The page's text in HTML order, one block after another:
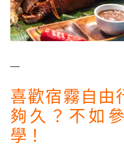
—
喜歡宿霧自由
夠久？不如
學！